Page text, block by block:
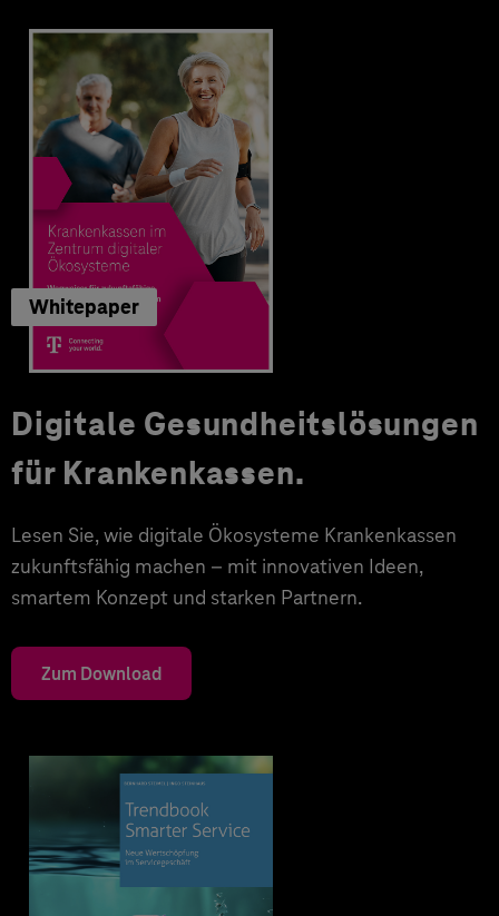
Whitepaper
Digitale Gesundheitslösungen
für Krankenkassen.
Lesen Sie, wie digitale Ökosysteme Krankenkassen
zukunftsfähig machen – mit innovativen Ideen,
smartem Konzept und starken Partnern.
Zum Download